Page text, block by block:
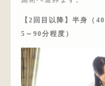
【2回目以降】半身
5～90分程度）